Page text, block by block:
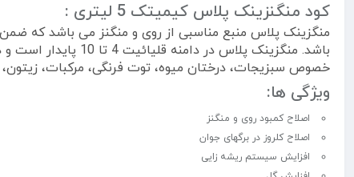
کود منگنزینک پلاس کیمیتک 5 لیتری :
منگزینک پلاس منبع مناسبی از روی و منگنز می باشد که
باشد. منگزینک
خصوص سبزیجات، درختان میوه، توت فرنگی، مرکبات، زیتون،
ویژگی ها:
اصلاح کمبود روی و منگنز
اصلاح کلروز در برگهای جوان
افزایش سیستم ریشه زایی